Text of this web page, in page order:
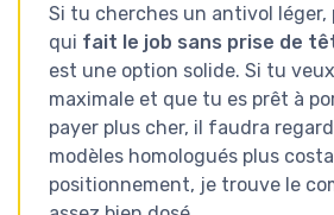
Si tu cherches un antivol léger,
qui fait le job sans prise de
est une option solide. Si tu
maximale et que tu es prêt à
payer plus cher, il faudra
modèles homologués plus
positionnement, je trouve le